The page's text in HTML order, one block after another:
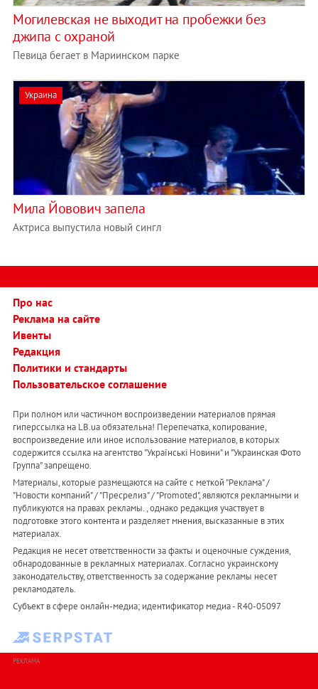
Могилевская не выходит на пробежки без
джипа с охраной
Певица бегает в Мариинском парке
Украина
Мила Йовович запела
Актриса выпустила новый сингл
Про нас
Реклама на сайте
Ивенты
Редакция
Политики и стандарты
Пользовательское соглашение
При полном или частичном воспроизведении материалов прямая
гиперссылка на LB.ua обязательна! Перепечатка, копирование,
воспроизведение или иное использование материалов, в которых
содержится ссылка на агентство "Українськi Новини" и "Украинская Фото
Группа" запрещено.
Материалы, которые размещаются на сайте с меткой "Реклама" /
"Новости компаний" / "Пресрелиз" / "Promoted", являются рекламными и
публикуются на правах рекламы. , однако редакция участвует в
подготовке этого контента и разделяет мнения, высказанные в этих
материалах.
Редакция не несет ответственности за факты и оценочные суждения,
обнародованные в рекламных материалах. Согласно украинскому
законодательству, ответственность за содержание рекламы несет
рекламодатель.
Субъект в сфере онлайн-медиа; идентификатор медиа - R40-05097
РЕКЛАМА